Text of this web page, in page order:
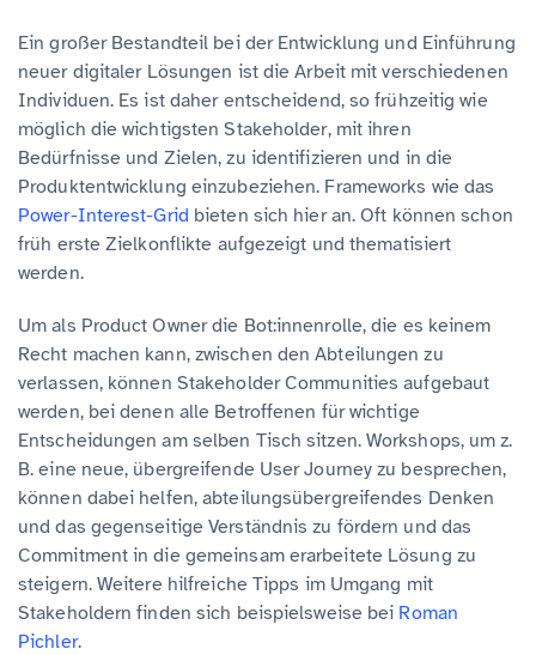
Ein großer Bestandteil bei der Entwicklung und Einführung
neuer digitaler Lösungen ist die Arbeit mit verschiedenen
Individuen. Es ist daher entscheidend, so frühzeitig wie
möglich die wichtigsten Stakeholder, mit ihren
Bedürfnisse und Zielen, zu identifizieren und in die
Produktentwicklung einzubeziehen. Frameworks wie das
Power-Interest-Gridbieten sich hier an. Oft können schon
früh erste Zielkonflikte aufgezeigt und thematisiert
werden.
Um als Product Owner die Bot:innenrolle, die es keinem
Recht machen kann, zwischen den Abteilungen zu
verlassen, können Stakeholder Communities aufgebaut
werden, bei denen alle Betroffenen für wichtige
Entscheidungen am selben Tisch sitzen. Workshops, um z.
B. eine neue, übergreifende User Journey zu besprechen,
können dabei helfen, abteilungsübergreifendes Denken
und das gegenseitige Verständnis zu fördern und das
Commitment in die gemeinsam erarbeitete Lösung zu
steigern. Weitere hilfreiche Tipps im Umgang mit
Stakeholdern finden sich beispielsweise bei Roman
Pichler.